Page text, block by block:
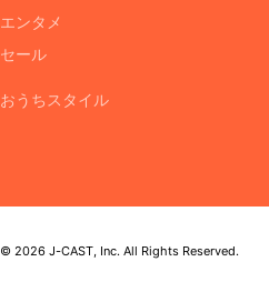
エンタメ
セール
おうちスタイル
© 2026 J-CAST, Inc. All Rights Reserved.